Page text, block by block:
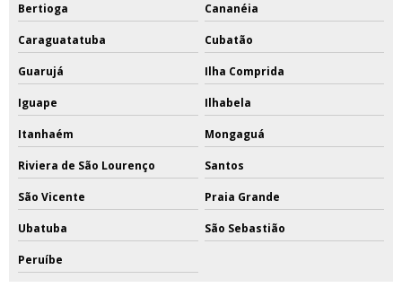
Bertioga
Cananéia
Caraguatatuba Cubatão
Guarujá Ilha Comprida
Iguape Ilhabela
Itanhaém Mongaguá
Riviera de São Lourenço Santos
São Vicente Praia Grande
Ubatuba São Sebastião
Peruíbe